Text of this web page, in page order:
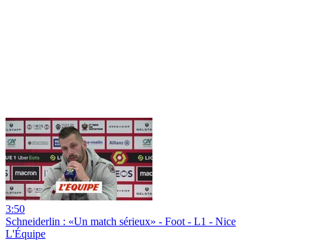
3:50
Schneiderlin : «Un match sérieux» - Foot - L1 - Nice
L'Équipe